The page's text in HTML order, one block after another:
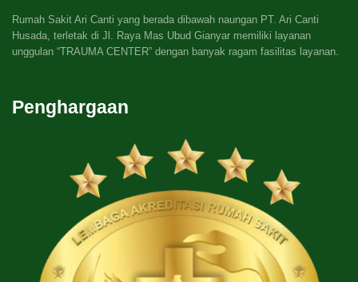
Rumah Sakit Ari Canti yang berada dibawah naungan PT. Ari Canti
Husada, terletak di Jl. Raya Mas Ubud Gianyar memiliki layanan
unggulan “TRAUMA CENTER” dengan banyak ragam fasilitas layanan.
Penghargaan